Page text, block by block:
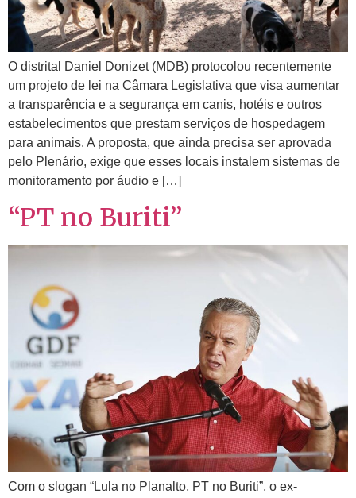
O distrital Daniel Donizet (MDB) protocolou recentemente
um projeto de lei na Câmara Legislativa que visa aumentar
a transparência e a segurança em canis, hotéis e outros
estabelecimentos que prestam serviços de hospedagem
para animais. A proposta, que ainda precisa ser aprovada
pelo Plenário, exige que esses locais instalem sistemas de
monitoramento por áudio e […]
“PT no Buriti”
Com o slogan “Lula no Planalto, PT no Buriti”, o ex-